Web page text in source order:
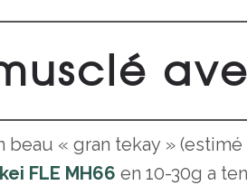
« gran tekay »
FLE MH66 en 10-30g a